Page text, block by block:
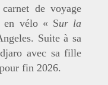
de voyage
en vélo « Sur la
Suite à sa
avec sa fille
fin 2026.